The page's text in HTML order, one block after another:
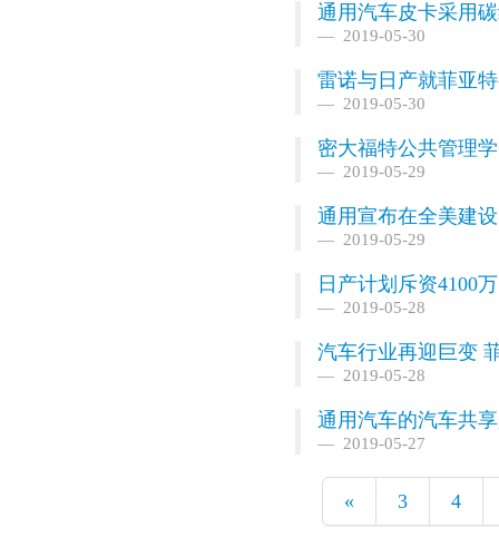
通用汽车皮卡采用
2019-05-30
雷诺与日产就菲亚
2019-05-30
密大福特公共管理
2019-05-29
通用宣布在全美建
2019-05-29
日产计划斥资4100
2019-05-28
汽车行业再迎巨变
2019-05-28
通用汽车的汽车共
2019-05-27
« 3 4